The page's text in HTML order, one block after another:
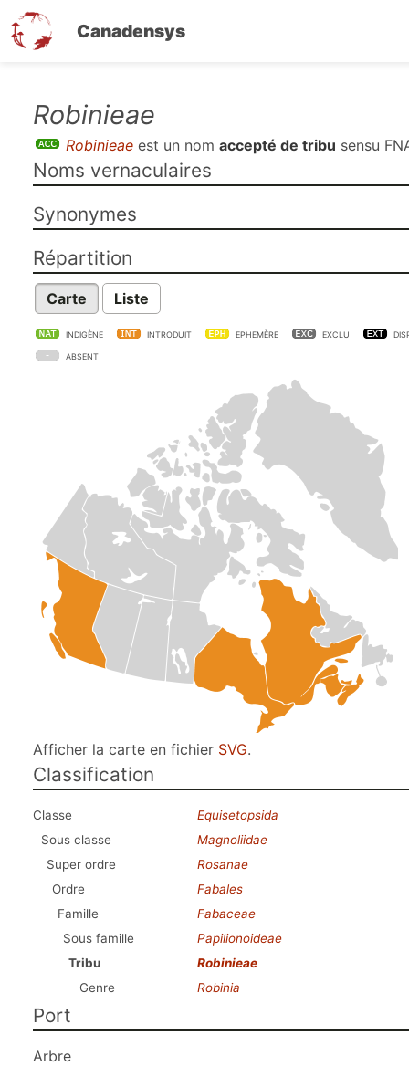
Canadensys
contenu
principal
Robinieae
Robinieae est un nom accepté de tribu sensu
Noms vernaculaires
Synonymes
Répartition
Carte Liste
INDIGÈNE INTRODUIT EPHEMÈRE EXCLU
ABSENT
Afficher la carte en fichier SVG.
Classification
Classe
Equisetopsida
Sous classe
Magnoliidae
Super ordre
Rosanae
Ordre
Fabales
Famille
Fabaceae
Sous famille
Papilionoideae
Tribu
Robinieae
Genre
Robinia
Port
Arbre